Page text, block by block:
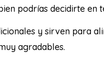
podrías decidirte
y sirven para
agradables.